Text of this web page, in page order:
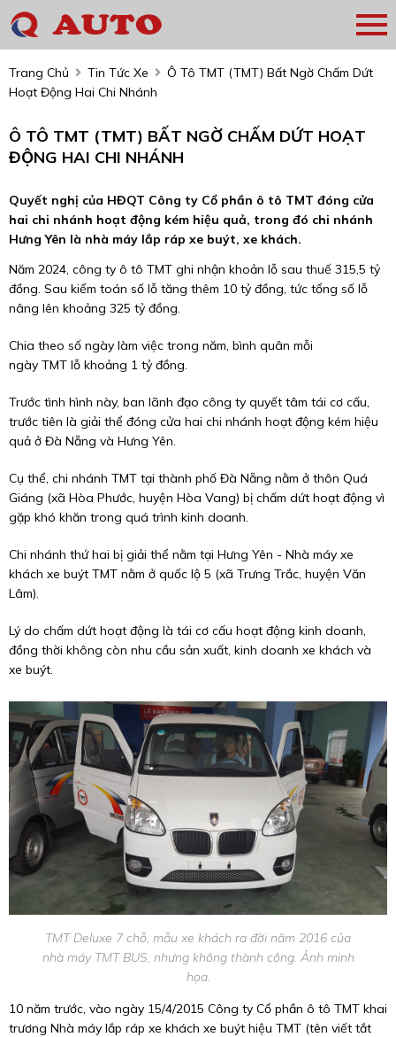
Trang Chủ Tin Tức Xe
Ô Tô TMT (TMT) Bất Ngờ Chấm Dứt
Hoạt Động Hai Chi Nhánh
Ô TÔ TMT (TMT) BẤT NGỜ CHẤM DỨT HOẠT
ĐỘNG HAI CHI NHÁNH
Quyết nghị của HĐQT Công ty Cổ phần ô tô TMT đóng cửa
hai chi nhánh hoạt động kém hiệu quả, trong đó chi nhánh
Hưng Yên là nhà máy lắp ráp xe buýt, xe khách.
Năm 2024, công ty ô tô TMT ghi nhận khoản lỗ sau thuế 315,5 tỷ
đồng. Sau kiểm toán số lỗ tăng thêm 10 tỷ đồng, tức tổng số lỗ
nâng lên khoảng 325 tỷ đồng.
Chia theo số ngày làm việc trong năm, bình quân mỗi
ngày TMT lỗ khoảng 1 tỷ đồng.
Trước tình hình này, ban lãnh đạo công ty quyết tâm tái cơ cấu,
trước tiên là giải thể đóng cửa hai chi nhánh hoạt động kém hiệu
quả ở Đà Nẵng và Hưng Yên.
Cụ thể, chi nhánh TMT tại thành phố Đà Nẵng nằm ở thôn Quá
Giáng (xã Hòa Phước, huyện Hòa Vang) bị chấm dứt hoạt động vì
gặp khó khăn trong quá trình kinh doanh.
Chi nhánh thứ hai bị giải thể nằm tại Hưng Yên - Nhà máy xe
khách xe buýt TMT nằm ở quốc lộ 5 (xã Trưng Trắc, huyện Văn
Lâm).
Lý do chấm dứt hoạt động là tái cơ cấu hoạt động kinh doanh,
đồng thời không còn nhu cầu sản xuất, kinh doanh xe khách và
xe buýt.
TMT Deluxe 7 chỗ, mẫu xe khách ra đời năm 2016 của
nhà máy TMT BUS, nhưng không thành công. Ảnh minh
họa.
10 năm trước, vào ngày 15/4/2015 Công ty Cổ phần ô tô TMT khai
trương Nhà máy lắp ráp xe khách xe buýt hiệu TMT (tên viết tắt